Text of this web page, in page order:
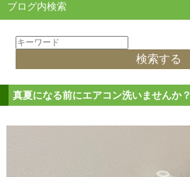
ブログ内検索
真夏になる前にエアコン洗いませんか？